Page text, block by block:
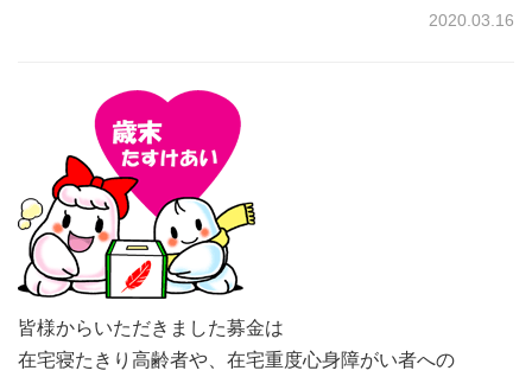
2020.03.16
皆様からいただきました募金は
在宅寝たきり高齢者や、在宅重度心身障がい者への